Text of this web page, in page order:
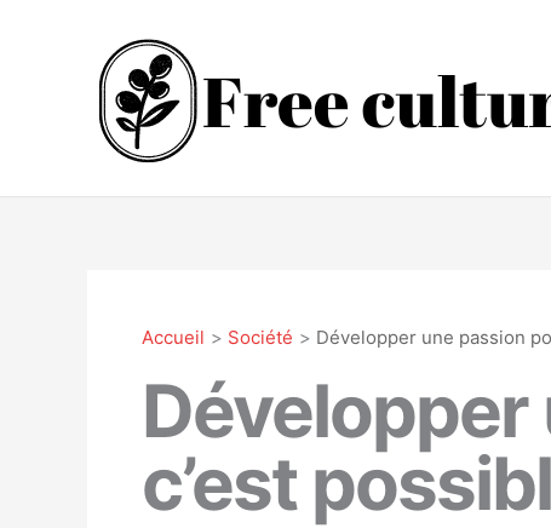
Accueil Société Développer une passion
Développer
c’est